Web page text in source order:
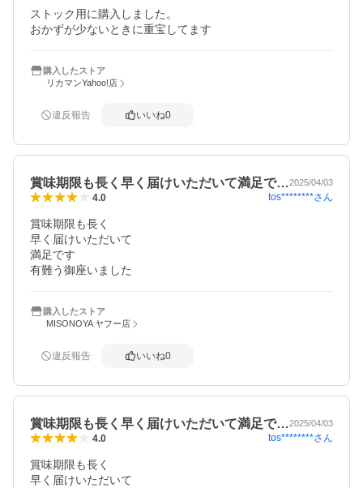
ストック用に購入しました。
おかずが少ないときに重宝してます
購入したストア
リカマンYahoo!店
違反報告 いいね0
賞味期限も長く早く届けいただいて満足で…2025/04/03
4.0 tos********さん
賞味期限も長く
早く届けいただいて
満足です
有難う御座いました
購入したストア
MISONOYA ヤフー店
違反報告 いいね0
賞味期限も長く早く届けいただいて満足で…2025/04/03
4.0 tos********さん
賞味期限も長く
早く届けいただいて